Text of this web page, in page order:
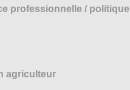
professionnelle / politique
agriculteur